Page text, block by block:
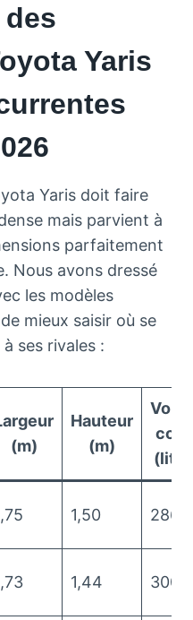
Yaris
Yaris doit faire
mais parvient à
parfaitement
Nous avons dressé
les modèles
mieux saisir où se
ses rivales :
(m)
Hauteur
(m)
1,50 286
1,44 300